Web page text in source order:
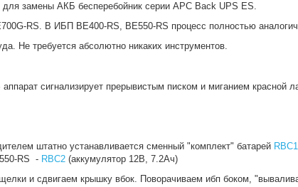
замены АКБ бесперебойник серии APC Back UPS ES.
RS. В ИБП BE400-RS, BE550-RS процесс полностью
Не требуется абсолютно никаких инструментов.
сигнализирует прерывистым писком и миганием красной
штатно устанавливается сменный "комплект" батарей
RS - RBC2 (аккумулятор 12В, 7.2Ач)
и сдвигаем крышку вбок. Поворачиваем ибп боком,